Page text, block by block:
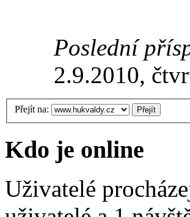
Poslední
2.9.2010,
Přejít na:
Kdo je online
Uživatelé